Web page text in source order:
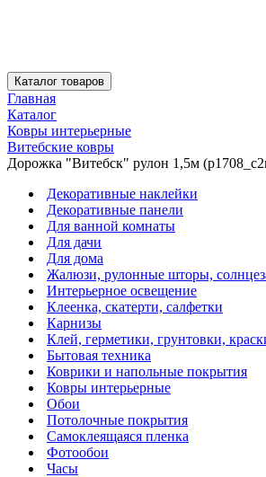
Каталог товаров
Главная
Каталог
Ковры интерьерные
Витебские ковры
Дорожка "Витебск" рулон 1,5м
Декоративные наклейки
Декоративные панели
Для ванной комнаты
Для дачи
Для дома
Жалюзи, рулонные шторы,
Интерьерное освещение
Клеенка, скатерти, салфетки
Карнизы
Клей, герметики, грунтовки,
Бытовая техника
Коврики и напольные покрытия
Ковры интерьерные
Обои
Потолочные покрытия
Самоклеящаяся пленка
Фотообои
Часы